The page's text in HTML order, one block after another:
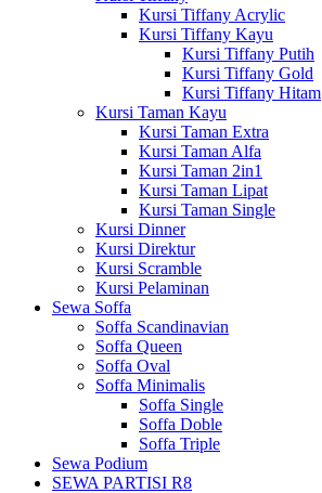
Kursi Tiffany Acrylic
Kursi Tiffany Kayu
Kursi Tiffany Putih
Kursi Tiffany Gold
Kursi Tiffany Hitam
Kursi Taman Kayu
Kursi Taman Extra
Kursi Taman Alfa
Kursi Taman 2in1
Kursi Taman Lipat
Kursi Taman Single
Kursi Dinner
Kursi Direktur
Kursi Scramble
Kursi Pelaminan
Sewa Soffa
Soffa Scandinavian
Soffa Queen
Soffa Oval
Soffa Minimalis
Soffa Single
Soffa Doble
Soffa Triple
Sewa Podium
SEWA PARTISI R8